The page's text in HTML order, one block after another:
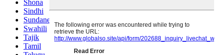
Shona
Sindhi
Sundanese
Swahili
Tajik
Tamil